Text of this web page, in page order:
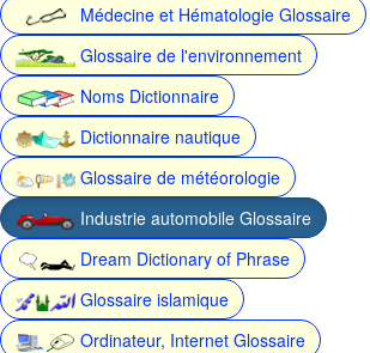
Médecine et Hématologie Glossaire
Glossaire de l'environnement
Noms Dictionnaire
Dictionnaire nautique
Glossaire de météorologie
Industrie automobile Glossaire
Dream Dictionary of Phrase
Glossaire islamique
Ordinateur, Internet Glossaire